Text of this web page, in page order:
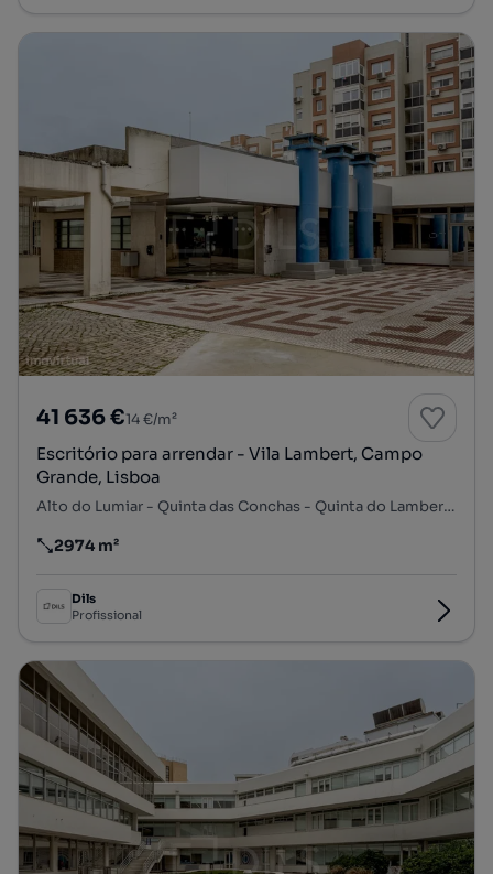
41 636 €14 €/m²
Escritório para arrendar - Vila Lambert, Campo
Grande, Lisboa
Alto do Lumiar - Quinta das Conchas - Quinta do Lambert, Lumiar, Lisboa, Lisboa
Preço por metro quadrado
2974 m²
Dils
Profissional